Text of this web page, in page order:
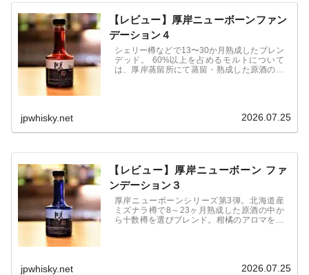
【レビュー】厚岸ニューボーンファン
デーション４
シェリー樽などで13〜30か月熟成したブレン
デッド。 60%以上を占めるモルトについて
は、厚岸蒸留所にて蒸留・熟成した原酒のみ
jpwhisky.net 2026.07.25
【レビュー】厚岸ニューボーン ファ
ンデーション３
厚岸ニューボーンシリーズ第3弾。北海道産
ミズナラ樽で8～23ヶ月熟成した原酒の中か
ら十数樽を選びブレンド。柑橘のアロマを含
jpwhisky.net 2026.07.25